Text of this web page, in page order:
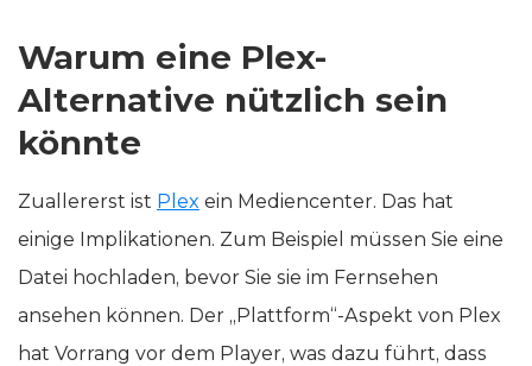
Warum eine Plex-
Alternative nützlich sein
könnte
Zuallererst ist Plex ein Mediencenter. Das hat
einige Implikationen. Zum Beispiel müssen Sie eine
Datei hochladen, bevor Sie sie im Fernsehen
ansehen können. Der „Plattform“-Aspekt von Plex
hat Vorrang vor dem Player, was dazu führt, dass